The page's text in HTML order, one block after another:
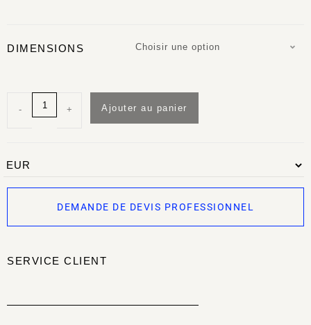
DIMENSIONS Choisir une option
- + Ajouter au panier
DEMANDE DE DEVIS PROFESSIONNEL
SERVICE CLIENT